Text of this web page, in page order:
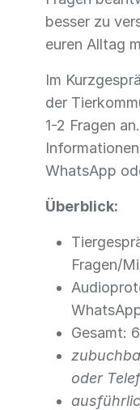
besser zu
euren Alltag
Im
der
1-2 Fragen
WhatsApp
Überblick:
Fragen/
Gesamt:
oder